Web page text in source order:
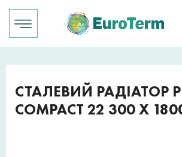
СТАЛЕВИЙ РАДІАТОР
COMPACT 22 300 X